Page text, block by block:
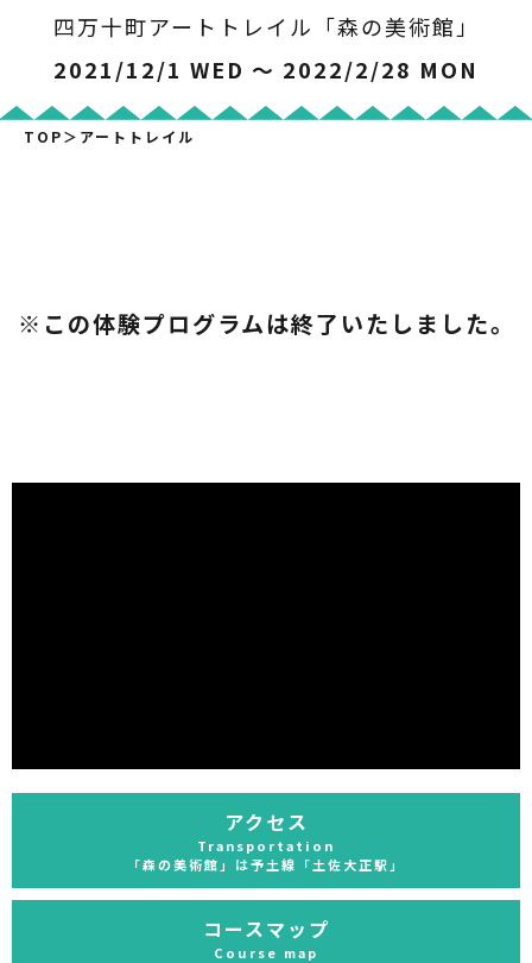
四万十町アートトレイル「森の美術館」
2021/12/1 WED ～ 2022/2/28 MON
TOP＞ アートトレイル
※この体験プログラムは終了いたしました。
アクセス
Transportation
「森の美術館」は予土線「土佐大正駅」
コースマップ
Course map